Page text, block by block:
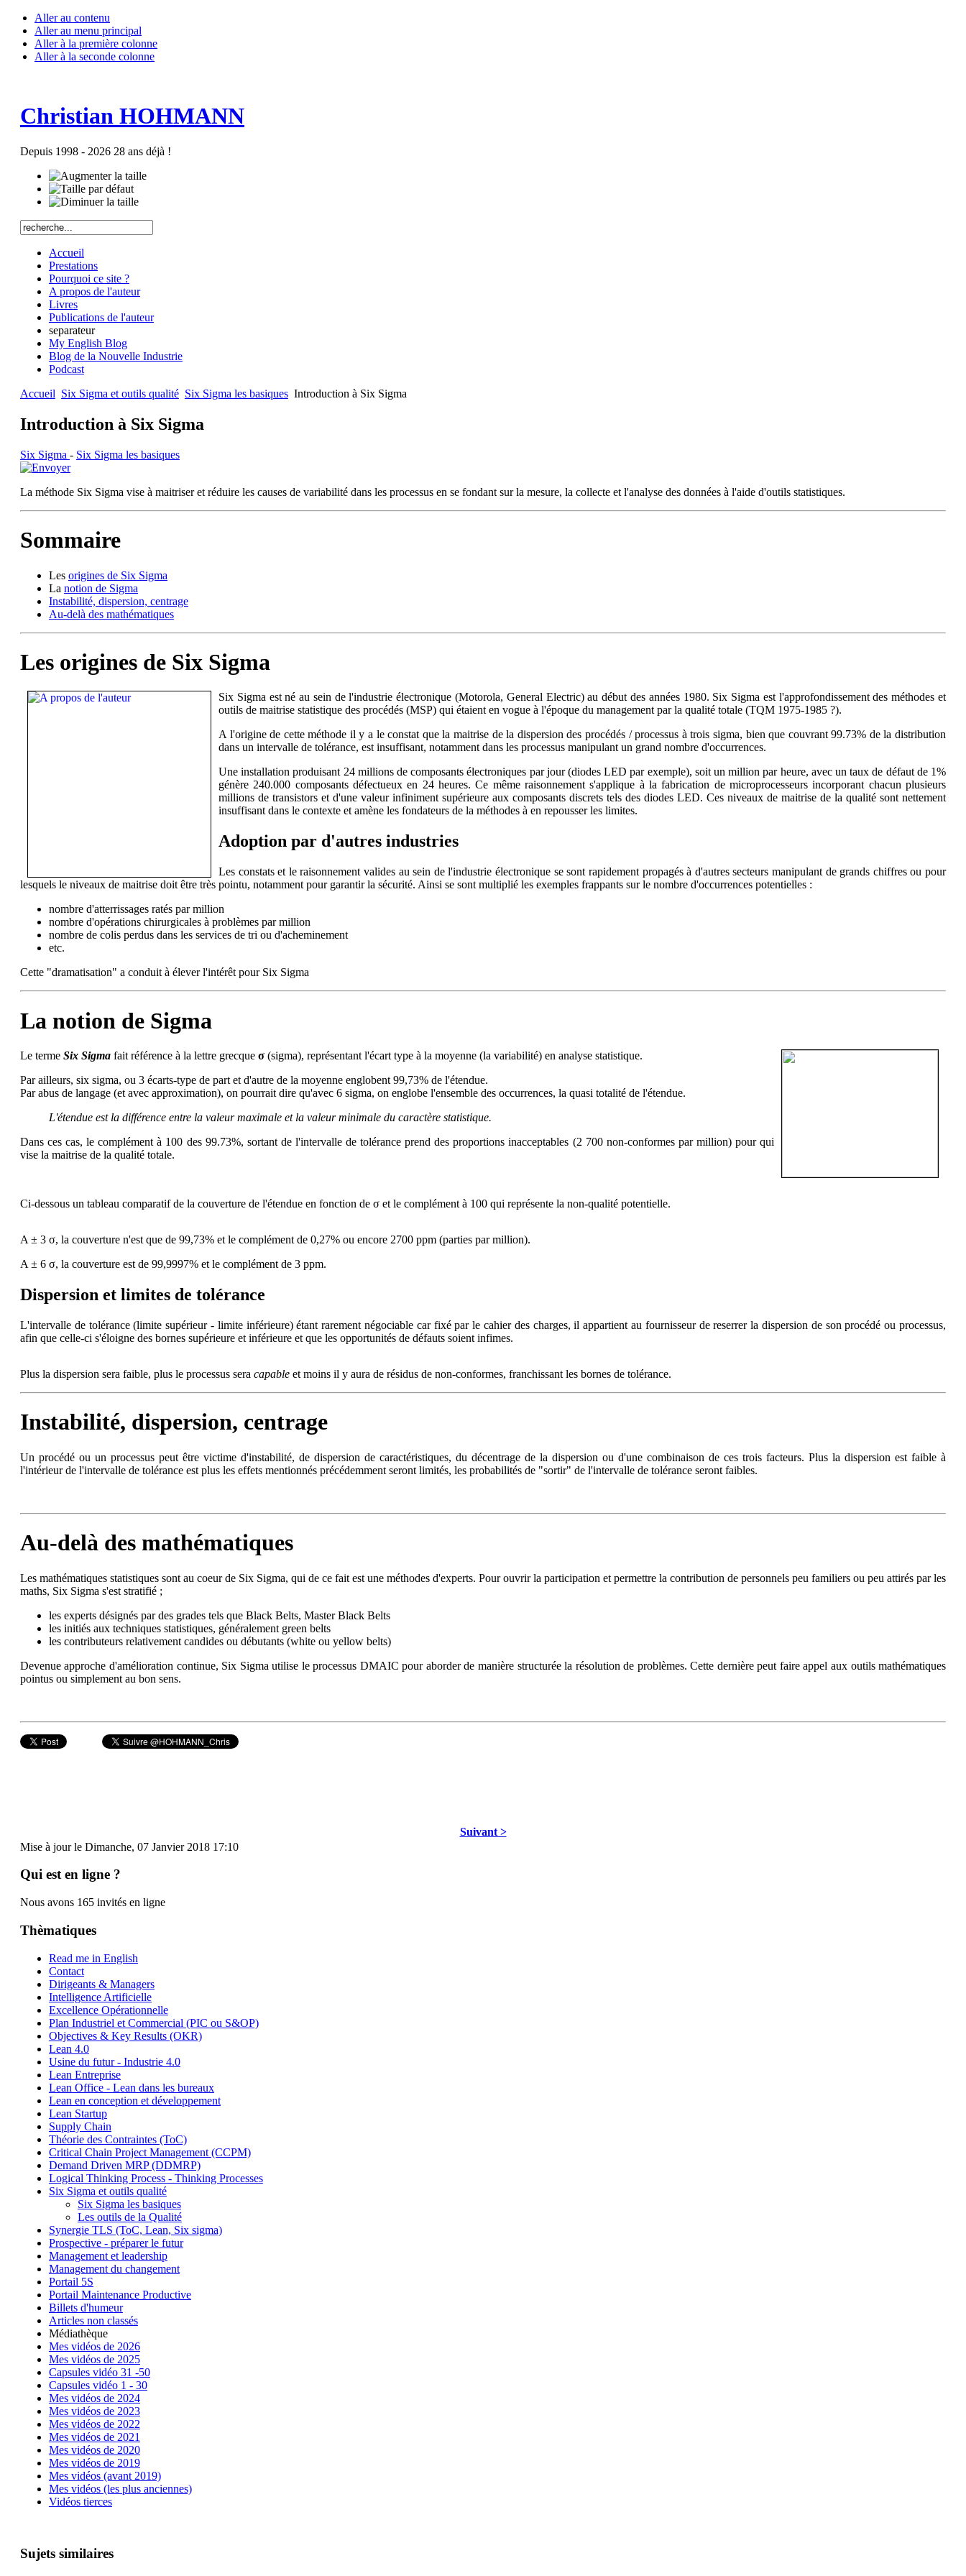
Aller au contenu
Aller au menu principal
Aller à la première colonne
Aller à la seconde colonne
Christian HOHMANN
Depuis 1998 - 2026 28 ans déjà !
Accueil
Prestations
Pourquoi ce site ?
A propos de l'auteur
Livres
Publications de l'auteur
separateur
My English Blog
Blog de la Nouvelle Industrie
Podcast
Accueil Six Sigma et outils qualité Six Sigma les basiques Introduction à Six Sigma
Introduction à Six Sigma
Six Sigma - Six Sigma les basiques
La méthode Six Sigma vise à maitriser et réduire les causes de variabilité dans les processus en se fondant sur la mesure, la collecte et l'analyse des données à l'aide d'outils statistiques.
Sommaire
Les origines de Six Sigma
La notion de Sigma
Instabilité, dispersion, centrage
Au-delà des mathématiques
Les origines de Six Sigma
Six Sigma est né au sein de l'industrie électronique (Motorola, General Electric) au début des années 1980. Six Sigma est l'approfondissement des méthodes et
outils de maitrise statistique des procédés (MSP) qui étaient en vogue à l'époque du management par la qualité totale (TQM 1975-1985 ?).
A l'origine de cette méthode il y a le constat que la maitrise de la dispersion des procédés / processus à trois sigma, bien que couvrant 99.73% de la distribution
dans un intervalle de tolérance, est insuffisant, notamment dans les processus manipulant un grand nombre d'occurrences.
Une installation produisant 24 millions de composants électroniques par jour (diodes LED par exemple), soit un million par heure, avec un taux de défaut de 1%
génère 240.000 composants défectueux en 24 heures. Ce même raisonnement s'applique à la fabrication de microprocesseurs incorporant chacun plusieurs
millions de transistors et d'une valeur infiniment supérieure aux composants discrets tels des diodes LED. Ces niveaux de maitrise de la qualité sont nettement
insuffisant dans le contexte et amène les fondateurs de la méthodes à en repousser les limites.
Adoption par d'autres industries
Les constats et le raisonnement valides au sein de l'industrie électronique se sont rapidement propagés à d'autres secteurs manipulant de grands chiffres ou pour
lesquels le niveaux de maitrise doit être très pointu, notamment pour garantir la sécurité. Ainsi se sont multiplié les exemples frappants sur le nombre d'occurrences potentielles :
nombre d'atterrissages ratés par million
nombre d'opérations chirurgicales à problèmes par million
nombre de colis perdus dans les services de tri ou d'acheminement
etc.
Cette "dramatisation" a conduit à élever l'intérêt pour Six Sigma
La notion de Sigma
Le terme Six Sigmafait référence à la lettre grecque σ(sigma), représentant l'écart type à la moyenne (la variabilité) en analyse statistique.
Par ailleurs, six sigma, ou 3 écarts-type de part et d'autre de la moyenne englobent 99,73% de l'étendue.
Par abus de langage (et avec approximation), on pourrait dire qu'avec 6 sigma, on englobe l'ensemble des occurrences, la quasi totalité de l'étendue.
L'étendue est la différence entre la valeur maximale et la valeur minimale du caractère statistique.
Dans ces cas, le complément à 100 des 99.73%, sortant de l'intervalle de tolérance prend des proportions inacceptables (2 700 non-conformes par million) pour qui
vise la maitrise de la qualité totale.
Ci-dessous un tableau comparatif de la couverture de l'étendue en fonction de σ et le complément à 100 qui représente la non-qualité potentielle.
A ± 3 σ, la couverture n'est que de 99,73% et le complément de 0,27% ou encore 2700 ppm (parties par million).
A ± 6 σ, la couverture est de 99,9997% et le complément de 3 ppm.
Dispersion et limites de tolérance
L'intervalle de tolérance (limite supérieur - limite inférieure) étant rarement négociable car fixé par le cahier des charges, il appartient au fournisseur de reserrer la dispersion de son procédé ou processus,
afin que celle-ci s'éloigne des bornes supérieure et inférieure et que les opportunités de défauts soient infimes.
Plus la dispersion sera faible, plus le processus sera capableet moins il y aura de résidus de non-conformes, franchissant les bornes de tolérance.
Instabilité, dispersion, centrage
Un procédé ou un processus peut être victime d'instabilité, de dispersion de caractéristiques, du décentrage de la dispersion ou d'une combinaison de ces trois facteurs. Plus la dispersion est faible à
l'intérieur de l'intervalle de tolérance est plus les effets mentionnés précédemment seront limités, les probabilités de "sortir" de l'intervalle de tolérance seront faibles.
Au-delà des mathématiques
Les mathématiques statistiques sont au coeur de Six Sigma, qui de ce fait est une méthodes d'experts. Pour ouvrir la participation et permettre la contribution de personnels peu familiers ou peu attirés par les
maths, Six Sigma s'est stratifié ;
les experts désignés par des grades tels que Black Belts, Master Black Belts
les initiés aux techniques statistiques, généralement green belts
les contributeurs relativement candides ou débutants (white ou yellow belts)
Devenue approche d'amélioration continue, Six Sigma utilise le processus DMAIC pour aborder de manière structurée la résolution de problèmes. Cette dernière peut faire appel aux outils mathématiques
pointus ou simplement au bon sens.
Suivant >
Mise à jour le Dimanche, 07 Janvier 2018 17:10
Qui est en ligne ?
Nous avons 165 invités en ligne
Thèmatiques
Read me in English
Contact
Dirigeants & Managers
Intelligence Artificielle
Excellence Opérationnelle
Plan Industriel et Commercial (PIC ou S&OP)
Objectives & Key Results (OKR)
Lean 4.0
Usine du futur - Industrie 4.0
Lean Entreprise
Lean Office - Lean dans les bureaux
Lean en conception et développement
Lean Startup
Supply Chain
Théorie des Contraintes (ToC)
Critical Chain Project Management (CCPM)
Demand Driven MRP (DDMRP)
Logical Thinking Process - Thinking Processes
Six Sigma et outils qualité
Six Sigma les basiques
Les outils de la Qualité
Synergie TLS (ToC, Lean, Six sigma)
Prospective - préparer le futur
Management et leadership
Management du changement
Portail 5S
Portail Maintenance Productive
Billets d'humeur
Articles non classés
Médiathèque
Mes vidéos de 2026
Mes vidéos de 2025
Capsules vidéo 31 -50
Capsules vidéo 1 - 30
Mes vidéos de 2024
Mes vidéos de 2023
Mes vidéos de 2022
Mes vidéos de 2021
Mes vidéos de 2020
Mes vidéos de 2019
Mes vidéos (avant 2019)
Mes vidéos (les plus anciennes)
Vidéos tierces
Sujets similaires